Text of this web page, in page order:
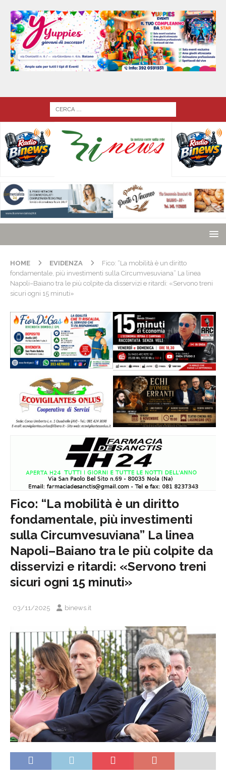
HOME EVIDENZA
Fico: “La mobilità è un diritto
fondamentale, più investimenti sulla Circumvesuviana” La linea
Napoli–Baiano tra le più colpite da disservizi e ritardi: «Servono treni
sicuri ogni 15 minuti»
Fico: “La mobilità è un diritto
fondamentale, più investimenti
sulla Circumvesuviana” La linea
Napoli–Baiano tra le più colpite da
disservizi e ritardi: «Servono treni
sicuri ogni 15 minuti»
03/11/2025 binews.it